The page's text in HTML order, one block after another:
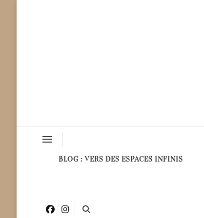
BLOG : VERS DES ESPACES INFINIS